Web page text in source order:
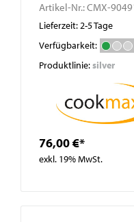
Artikel-Nr.:CMX-
Lieferzeit: 2-5 Tage
Verfügbarkeit:
Produktlinie:silver
76,00 €*
exkl. 19% MwSt.